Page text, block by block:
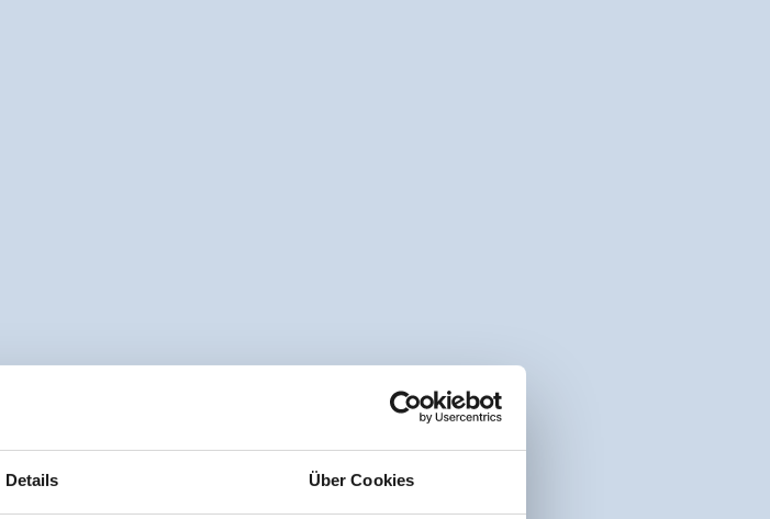
Details Über Cookies